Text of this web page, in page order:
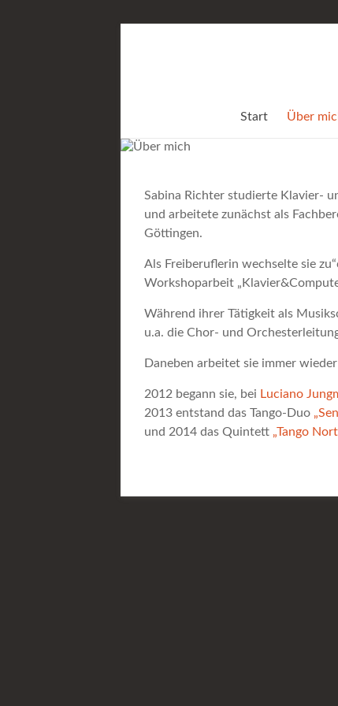
Start Über
Sabina Richter studierte Klavier-
und arbeitete zunächst als
Göttingen.
Als Freiberuflerin wechselte sie
Workshoparbeit
Während ihrer Tätigkeit als
u.a. die Chor- und
Daneben arbeitet sie immer
2012 begann sie, bei Luciano
2013 entstand das Tango-Duo
und 2014 das Quintett „Tango